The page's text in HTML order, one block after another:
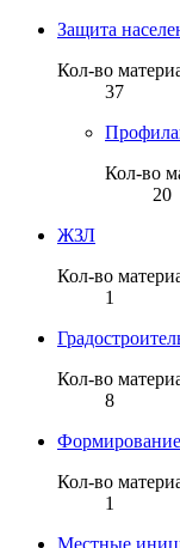
Защита
Кол-во
37
Кол-во
20
ЖЗЛ
Кол-во
1
Кол-во
8
Кол-во
1
Местные